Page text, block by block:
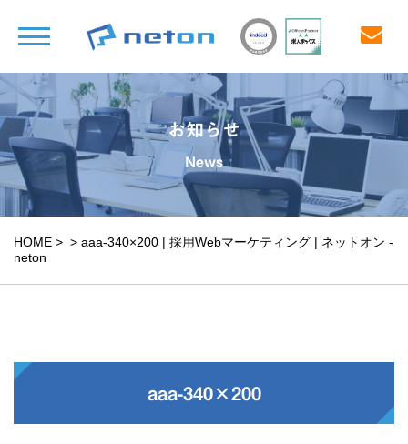
お知らせ
News
HOME > > aaa-340×200 | 採用Webマーケティング | ネットオン -
neton
aaa-340×200